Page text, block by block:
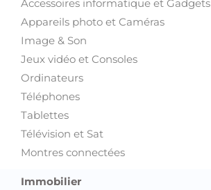
Accessoires informatique et Gadgets
Appareils photo et Caméras
Image & Son
Jeux vidéo et Consoles
Ordinateurs
Téléphones
Tablettes
Télévision et Sat
Montres connectées
Immobilier